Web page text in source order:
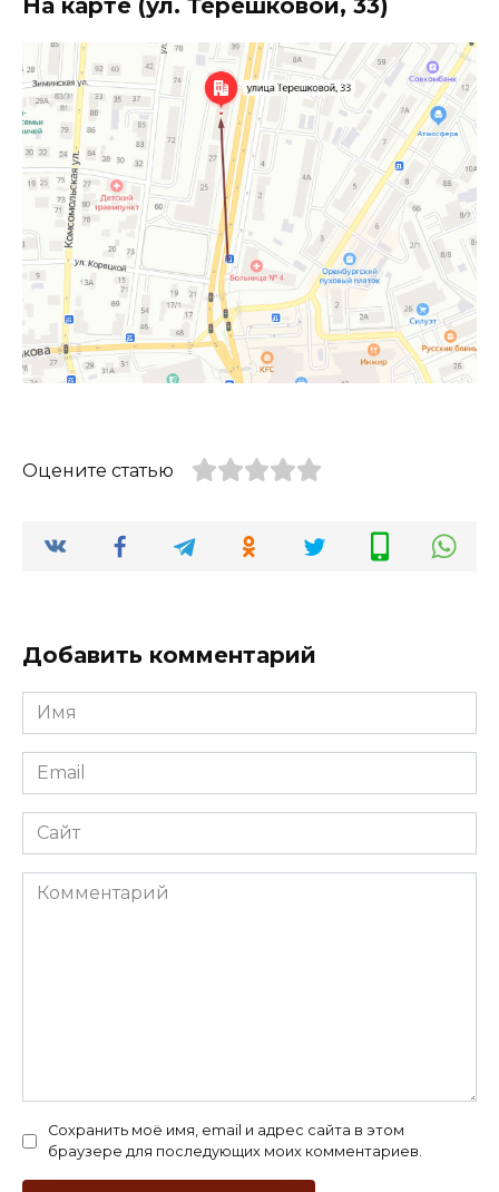
Оцените статью
Добавить комментарий
Имя
*
Email
*
Сайт
Комментарий
Сохранить моё имя, email и адрес сайта в этом
браузере для последующих моих комментариев.